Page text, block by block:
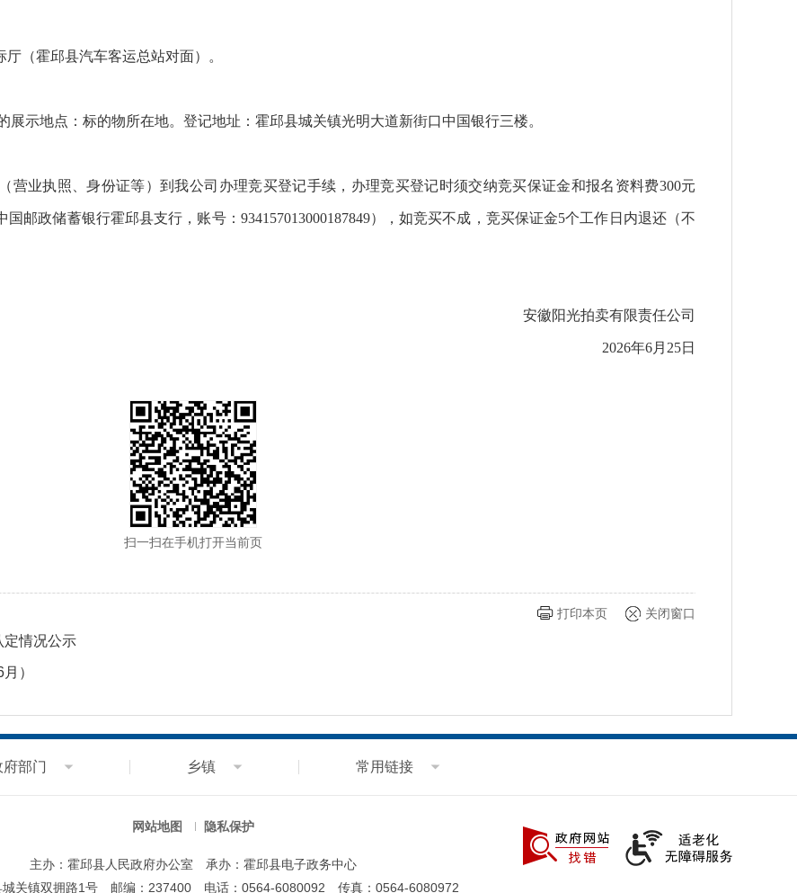
（霍邱县汽车客运总站对面）。
展示地点：标的物所在地。登记地址：霍邱县城关镇光明大道新街口中国银行三楼。
营业执照、身份证等）到我公司办理竞买登记手续，办理竞买登记时须交纳竞买保证金和报名资料费300元
邮政储蓄银行霍邱县支行，账号：934157013000187849），如竞买不成，竞买保证金5个工作日内退还（不
安徽阳光拍卖有限责任公司
2026年6月25日
扫一扫在手机打开当前页
打印本页 关闭窗口
定情况公示
）
府部门 乡镇 常用链接
网站地图 隐私保护
主办：霍邱县人民政府办公室
承办：霍邱县电子政务中心
关镇双拥路1号
邮编：237400 电话：0564-6080092 传真：0564-6080972